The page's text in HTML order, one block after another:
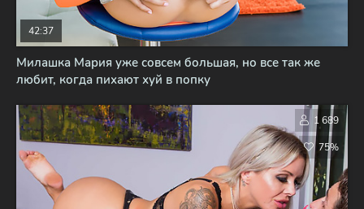
Милашка Мария уже совсем большая, но все так же
любит, когда пихают хуй в попку
42:37
1 689
75%